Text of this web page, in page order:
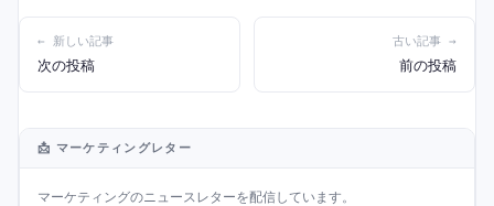
← 新しい記事
次の投稿
古い記事 →
前の投稿
📩 マーケティングレター
マーケティングのニュースレターを配信しています。